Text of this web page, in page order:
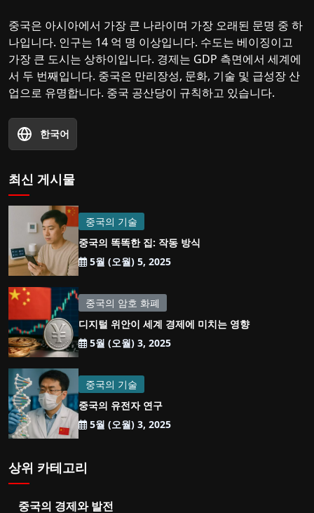
중국은 아시아에서 가장 큰 나라이며 가장 오래된 문명 중 하
나입니다. 인구는 14 억 명 이상입니다. 수도는 베이징이고
가장 큰 도시는 상하이입니다. 경제는 GDP 측면에서 세계에
서 두 번째입니다. 중국은 만리장성, 문화, 기술 및 급성장 산
업으로 유명합니다. 중국 공산당이 규칙하고 있습니다.
한국어
최신 게시물
중국의 기술
중국의 똑똑한 집: 작동 방식
5월 (오월) 5, 2025
중국의 암호 화폐
디지털 위안이 세계 경제에 미치는 영향
5월 (오월) 3, 2025
중국의 기술
중국의 유전자 연구
5월 (오월) 3, 2025
상위 카테고리
중국의 경제와 발전